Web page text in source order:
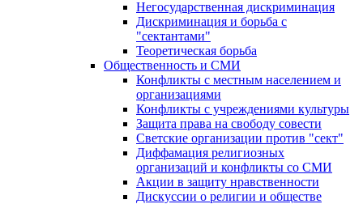
Негосударственная дискриминация
Дискриминация и борьба с
"сектантами"
Теоретическая борьба
Общественность и СМИ
Конфликты с местным населением и
организациями
Конфликты с учреждениями культуры
Защита права на свободу совести
Светские организации против "сект"
Диффамация религиозных
организаций и конфликты со СМИ
Акции в защиту нравственности
Дискуссии о религии и обществе